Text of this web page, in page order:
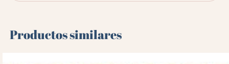
Productos similares